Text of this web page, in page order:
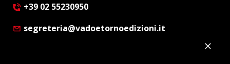
+39 02 55230950
segreteria@vadoetornoedizioni.it